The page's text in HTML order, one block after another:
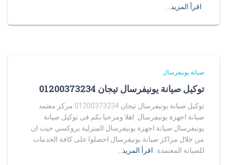
اقرأ المزيد…
صيانة يونيفرسال
توكيل صيانة يونيفرسال تيجان 01200373234
توكيل صيانة يونيفرسال تيجان 01200373234 مركز معتمد
صيانة اجهزة يونيفرسال اهلا ومرحبا بكم فى توكيل صيانة
يونيفرسال صيانة اجهزة يونيفرسال المنزلية بروكسي حيث ان
من خلال مراكز صيانة يونيفرسال احصلوا على كافة الخدمات
للصيانة المعتمدة.
اقرأ المزيد…